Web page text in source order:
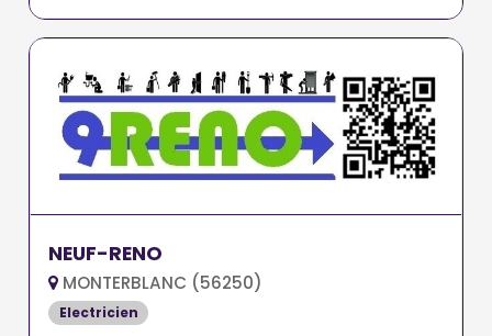
NEUF-RENO
MONTERBLANC (56250)
Electricien